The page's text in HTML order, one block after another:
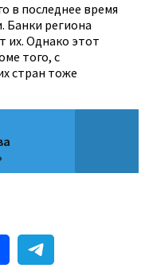
в последнее время
Банки региона
Однако этот
того, с
стран тоже